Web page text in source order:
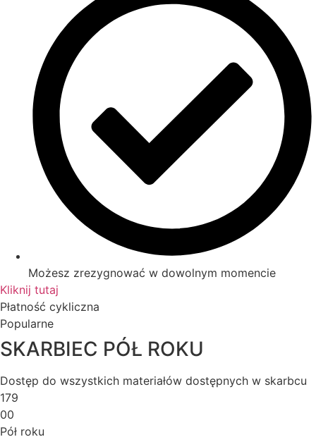
Możesz zrezygnować w dowolnym momencie
Kliknij tutaj
Płatność cykliczna
Popularne
SKARBIEC PÓŁ ROKU
Dostęp do wszystkich materiałów dostępnych w skarbcu
179
00
Pół roku